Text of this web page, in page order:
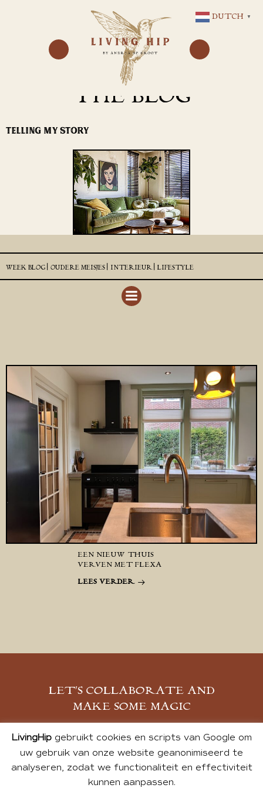
NAAR
DE
INHOUD
THE BLOG
TELLING MY STORY
WEEK BLOG | OUDERE MEISJES | INTERIEUR | LIFESTYLE
EEN NIEUW THUIS
VERVEN MET FLEXA
LEES VERDER
LET’S COLLABORATE AND
MAKE SOME MAGIC
MELD JE AAN
LivingHipgebruikt cookies en scripts van Google om
uw gebruik van onze website geanonimiseerd te
analyseren, zodat we functionaliteit en effectiviteit
kunnen aanpassen.
DUTCH ▼